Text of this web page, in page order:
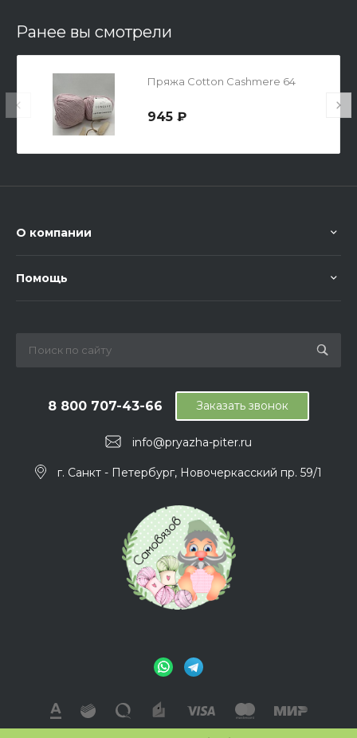
Ранее вы смотрели
Пряжа Cotton Cashmere 64
945 ₽
О компании
Помощь
info@pryazha-piter.ru
8 800 707-43-66
г. Санкт - Петербург, Новочеркасский пр. 59/1
Заказать звонок